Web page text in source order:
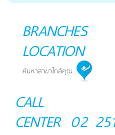
BRANCHES
LOCATION
CALL
CENTER 02